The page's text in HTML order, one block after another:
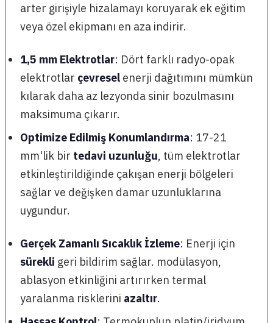
arter girişiyle hizalamayı koruyarak ek eğitim
veya özel ekipmanı en aza indirir.
1,5 mm Elektrotlar: Dört farklı radyo-opak
elektrotlar çevresel enerji dağıtımını mümkün
kılarak daha az lezyonda sinir bozulmasını
maksimuma çıkarır.
Optimize Edilmiş Konumlandırma: 17-21
mm'lik bir tedavi uzunluğu, tüm elektrotlar
etkinleştirildiğinde çakışan enerji bölgeleri
sağlar ve değişken damar uzunluklarına
uygundur.
Gerçek Zamanlı Sıcaklık İzleme: Enerji için
sürekli geri bildirim sağlar. modülasyon,
ablasyon etkinliğini artırırken termal
yaralanma risklerini azaltır.